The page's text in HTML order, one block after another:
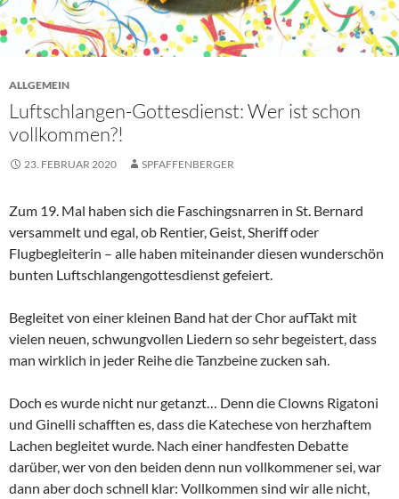
ALLGEMEIN
Luftschlangen-Gottesdienst: Wer ist schon
vollkommen?!
23. FEBRUAR 2020 SPFAFFENBERGER
Zum 19. Mal haben sich die Faschingsnarren in St. Bernard
versammelt und egal, ob Rentier, Geist, Sheriff oder
Flugbegleiterin – alle haben miteinander diesen wunderschön
bunten Luftschlangengottesdienst gefeiert.
Begleitet von einer kleinen Band hat der Chor aufTakt mit
vielen neuen, schwungvollen Liedern so sehr begeistert, dass
man wirklich in jeder Reihe die Tanzbeine zucken sah.
Doch es wurde nicht nur getanzt… Denn die Clowns Rigatoni
und Ginelli schafften es, dass die Katechese von herzhaftem
Lachen begleitet wurde. Nach einer handfesten Debatte
darüber, wer von den beiden denn nun vollkommener sei, war
dann aber doch schnell klar: Vollkommen sind wir alle nicht,